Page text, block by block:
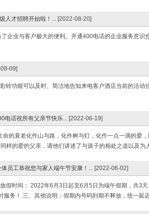
人才招聘开始啦！... [2022-08-20]
企业与客户极大的便利。开通400电话的企业服务意识
09]
铃功能可以及时、简洁地告知来电客户酒店当前的活动
电话祝所有父亲节快乐... [2022-06-19]
的衰老化作山与路，化作树与灯，化作一点一滴的爱
样的爱的父亲，请他们讲述了与孩子的相处之道以及为
员工恭祝您与家人端午节安康！... [2022-06-02]
假时间： 2022年6月3日起至6月5日为端午假期，共3
务！ 三、其他说明：假期内号码到期不释放，统一延